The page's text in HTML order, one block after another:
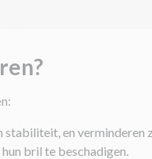
stabiliteit, en verminderen
bril te beschadigen.